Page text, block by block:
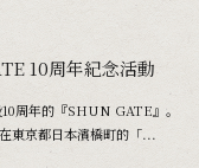
10周年紀念活動
周年的『SHUN GATE』。
東京都日本濱橋町的「...